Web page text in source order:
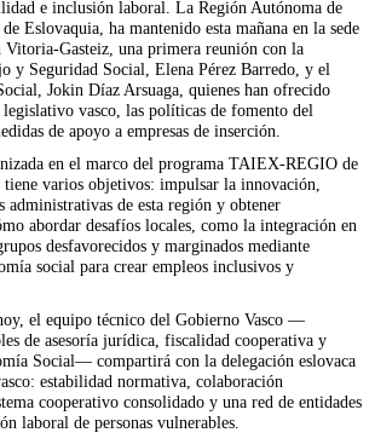
e inclusión laboral. La Región Autónoma de
Eslovaquia, ha mantenido esta mañana en la sede
Vitoria-Gasteiz, una primera reunión con la
y Seguridad Social, Elena Pérez Barredo, y el
Jokin Díaz Arsuaga, quienes han ofrecido
vasco, las políticas de fomento del
de apoyo a empresas de inserción.
en el marco del programa TAIEX-REGIO de
varios objetivos: impulsar la innovación,
administrativas de esta región y obtener
abordar desafíos locales, como la integración en
desfavorecidos y marginados mediante
social para crear empleos inclusivos y
el equipo técnico del Gobierno Vasco —
de asesoría jurídica, fiscalidad cooperativa y
Social— compartirá con la delegación eslovaca
estabilidad normativa, colaboración
cooperativo consolidado y una red de entidades
laboral de personas vulnerables.